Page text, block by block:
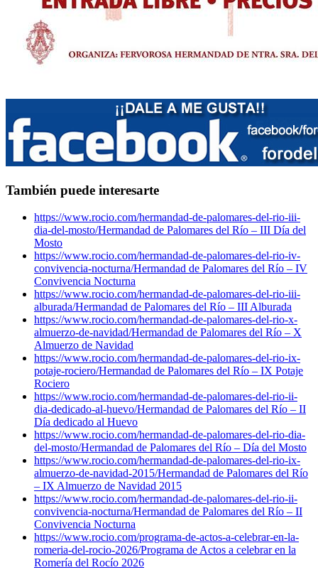
También puede interesarte
https://www.rocio.com/hermandad-de-palomares-del-rio-iii-
dia-del-mosto/Hermandad de Palomares del Río – III Día del
Mosto
https://www.rocio.com/hermandad-de-palomares-del-rio-iv-
convivencia-nocturna/Hermandad de Palomares del Río – IV
Convivencia Nocturna
https://www.rocio.com/hermandad-de-palomares-del-rio-iii-
alburada/Hermandad de Palomares del Río – III Alburada
https://www.rocio.com/hermandad-de-palomares-del-rio-x-
almuerzo-de-navidad/Hermandad de Palomares del Río – X
Almuerzo de Navidad
https://www.rocio.com/hermandad-de-palomares-del-rio-ix-
potaje-rociero/Hermandad de Palomares del Río – IX Potaje
Rociero
https://www.rocio.com/hermandad-de-palomares-del-rio-ii-
dia-dedicado-al-huevo/Hermandad de Palomares del Río – II
Día dedicado al Huevo
https://www.rocio.com/hermandad-de-palomares-del-rio-dia-
del-mosto/Hermandad de Palomares del Río – Día del Mosto
https://www.rocio.com/hermandad-de-palomares-del-rio-ix-
almuerzo-de-navidad-2015/Hermandad de Palomares del Río
– IX Almuerzo de Navidad 2015
https://www.rocio.com/hermandad-de-palomares-del-rio-ii-
convivencia-nocturna/Hermandad de Palomares del Río – II
Convivencia Nocturna
https://www.rocio.com/programa-de-actos-a-celebrar-en-la-
romeria-del-rocio-2026/Programa de Actos a celebrar en la
Romería del Rocío 2026